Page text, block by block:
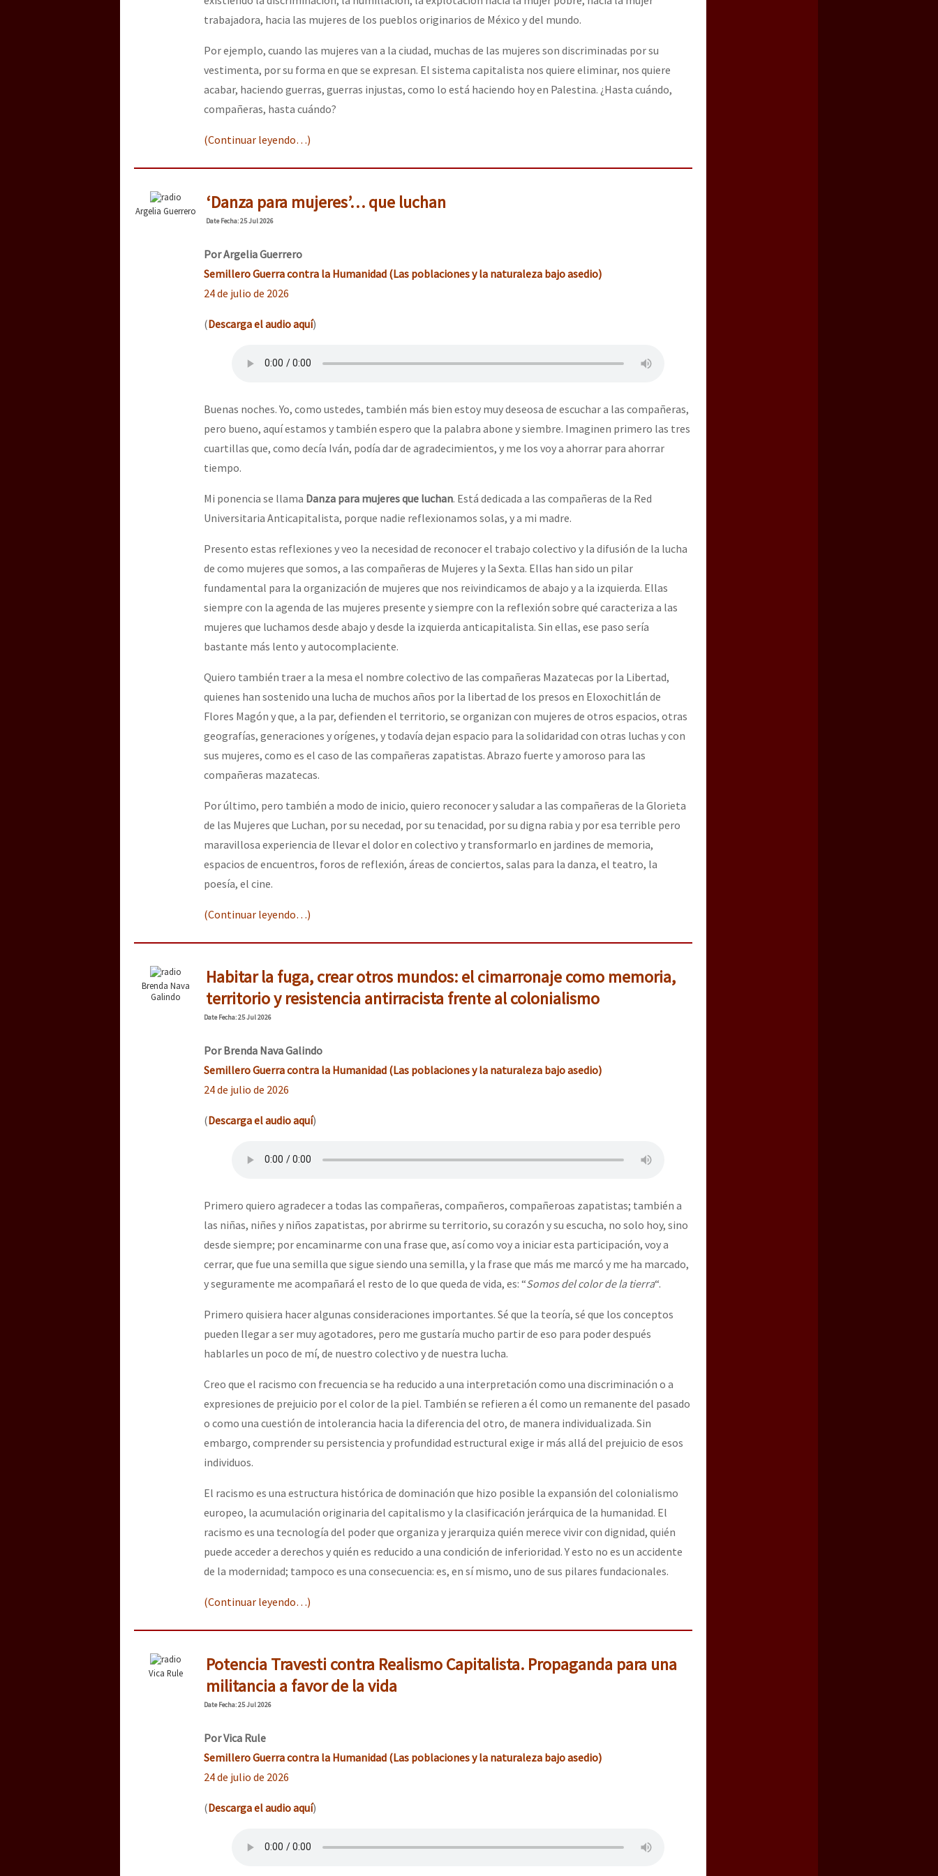
[25 abr – CDMX] Tokín por el CNI: 30 años de Resistencia y Rebeldía
trabajadora, hacia las mujeres de los pueblos originarios de México y del mundo.
Por ejemplo, cuando las mujeres van a la ciudad, muchas de las mujeres son discriminadas por su
vestimenta, por su forma en que se expresan. El sistema capitalista nos quiere eliminar, nos quiere
acabar, haciendo guerras, guerras injustas, como lo está haciendo hoy en Palestina. ¿Hasta cuándo,
compañeras, hasta cuándo?
(Continuar leyendo…)
Argelia Guerrero ‘Danza para mujeres’… que luchan
DateFecha: 25 Jul 2026
Por Argelia Guerrero
Semillero Guerra contra la Humanidad (Las poblaciones y la naturaleza bajo asedio)
24 de julio de 2026
(Descarga el audio aquí)
Buenas noches. Yo, como ustedes, también más bien estoy muy deseosa de escuchar a las compañeras,
pero bueno, aquí estamos y también espero que la palabra abone y siembre. Imaginen primero las tres
cuartillas que, como decía Iván, podía dar de agradecimientos, y me los voy a ahorrar para ahorrar
tiempo.
Mi ponencia se llama Danza para mujeres que luchan. Está dedicada a las compañeras de la Red
Universitaria Anticapitalista, porque nadie reflexionamos solas, y a mi madre.
Presento estas reflexiones y veo la necesidad de reconocer el trabajo colectivo y la difusión de la lucha
de como mujeres que somos, a las compañeras de Mujeres y la Sexta. Ellas han sido un pilar
fundamental para la organización de mujeres que nos reivindicamos de abajo y a la izquierda. Ellas
siempre con la agenda de las mujeres presente y siempre con la reflexión sobre qué caracteriza a las
mujeres que luchamos desde abajo y desde la izquierda anticapitalista. Sin ellas, ese paso sería
bastante más lento y autocomplaciente.
Quiero también traer a la mesa el nombre colectivo de las compañeras Mazatecas por la Libertad,
quienes han sostenido una lucha de muchos años por la libertad de los presos en Eloxochitlán de
Flores Magón y que, a la par, defienden el territorio, se organizan con mujeres de otros espacios, otras
geografías, generaciones y orígenes, y todavía dejan espacio para la solidaridad con otras luchas y con
sus mujeres, como es el caso de las compañeras zapatistas. Abrazo fuerte y amoroso para las
compañeras mazatecas.
Por último, pero también a modo de inicio, quiero reconocer y saludar a las compañeras de la Glorieta
de las Mujeres que Luchan, por su necedad, por su tenacidad, por su digna rabia y por esa terrible pero
maravillosa experiencia de llevar el dolor en colectivo y transformarlo en jardines de memoria,
espacios de encuentros, foros de reflexión, áreas de conciertos, salas para la danza, el teatro, la
poesía, el cine.
(Continuar leyendo…)
Brenda Nava
Galindo
Habitar la fuga, crear otros mundos: el cimarronaje como memoria,
territorio y resistencia antirracista frente al colonialismo
DateFecha: 25 Jul 2026
PorBrenda Nava Galindo
Semillero Guerra contra la Humanidad (Las poblaciones y la naturaleza bajo asedio)
24 de julio de 2026
(Descarga el audio aquí)
Primero quiero agradecer a todas las compañeras, compañeros, compañeroas zapatistas; también a
las niñas, niñes y niños zapatistas, por abrirme su territorio, su corazón y su escucha, no solo hoy, sino
desde siempre; por encaminarme con una frase que, así como voy a iniciar esta participación, voy a
cerrar, que fue una semilla que sigue siendo una semilla, y la frase que más me marcó y me ha marcado,
y seguramente me acompañará el resto de lo que queda de vida, es: “Somos del color de la tierra“.
Primero quisiera hacer algunas consideraciones importantes. Sé que la teoría, sé que los conceptos
pueden llegar a ser muy agotadores, pero me gustaría mucho partir de eso para poder después
hablarles un poco de mí, de nuestro colectivo y de nuestra lucha.
Creo que el racismo con frecuencia se ha reducido a una interpretación como una discriminación o a
expresiones de prejuicio por el color de la piel. También se refieren a él como un remanente del pasado
o como una cuestión de intolerancia hacia la diferencia del otro, de manera individualizada. Sin
embargo, comprender su persistencia y profundidad estructural exige ir más allá del prejuicio de esos
individuos.
El racismo es una estructura histórica de dominación que hizo posible la expansión del colonialismo
europeo, la acumulación originaria del capitalismo y la clasificación jerárquica de la humanidad. El
racismo es una tecnología del poder que organiza y jerarquiza quién merece vivir con dignidad, quién
puede acceder a derechos y quién es reducido a una condición de inferioridad. Y esto no es un accidente
de la modernidad; tampoco es una consecuencia: es, en sí mismo, uno de sus pilares fundacionales.
(Continuar leyendo…)
Vica Rule
Potencia Travesti contra Realismo Capitalista. Propaganda para una
militancia a favor de la vida
DateFecha: 25 Jul 2026
Por Vica Rule
Semillero Guerra contra la Humanidad (Las poblaciones y la naturaleza bajo asedio)
24 de julio de 2026
(Descarga el audio aquí)